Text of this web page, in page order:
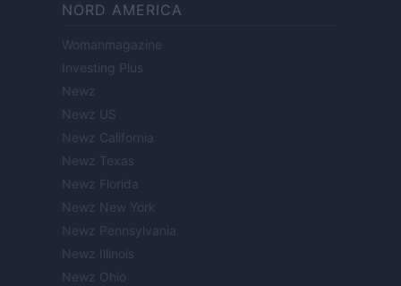
NORD AMERICA
Womanmagazine
Investing Plus
Newz
Newz US
Newz California
Newz Texas
Newz Florida
Newz New York
Newz Pennsylvania
Newz Illinois
Newz Ohio